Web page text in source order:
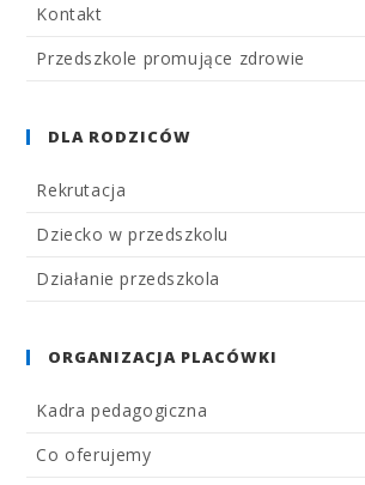
Kontakt
Przedszkole promujące zdrowie
DLA RODZICÓW
Rekrutacja
Dziecko w przedszkolu
Działanie przedszkola
ORGANIZACJA PLACÓWKI
Kadra pedagogiczna
Co oferujemy